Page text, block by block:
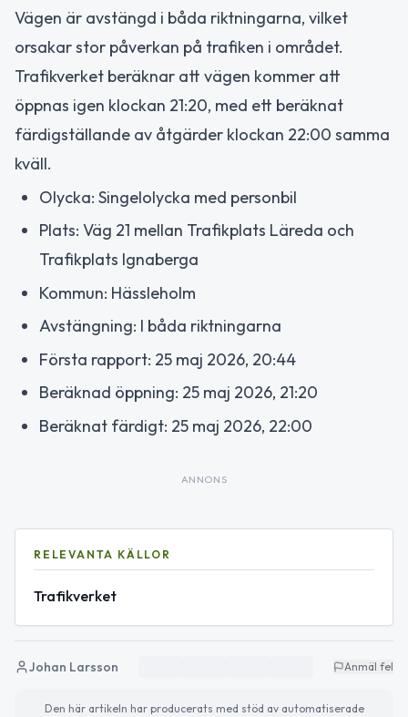
Vägen är avstängd i båda riktningarna, vilket
orsakar stor påverkan på trafiken i området.
Trafikverket beräknar att vägen kommer att
öppnas igen klockan 21:20, med ett beräknat
färdigställande av åtgärder klockan 22:00 samma
kväll.
Olycka: Singelolycka med personbil
Plats: Väg 21 mellan Trafikplats Läreda och
Trafikplats Ignaberga
Kommun: Hässleholm
Avstängning: I båda riktningarna
Första rapport: 25 maj 2026, 20:44
Beräknad öppning: 25 maj 2026, 21:20
Beräknat färdigt: 25 maj 2026, 22:00
ANNONS
RELEVANTA KÄLLOR
Trafikverket
Johan Larsson Anmäl fel
Den här artikeln har producerats med stöd av automatiserade